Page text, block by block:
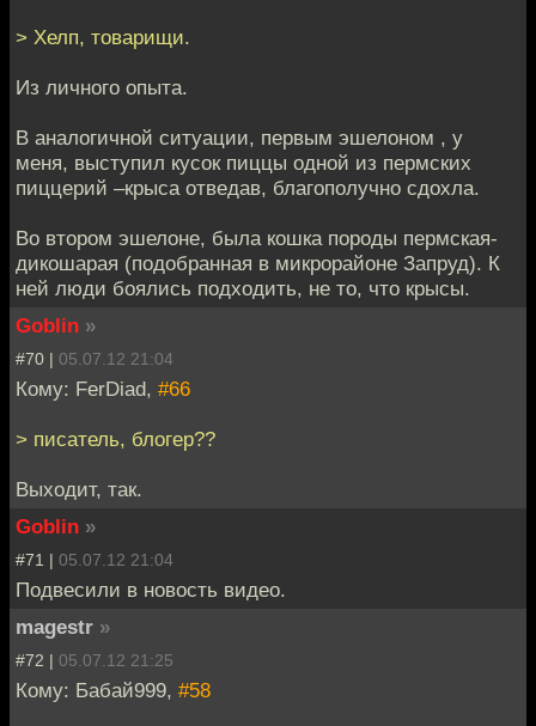
> Хелп, товарищи.
Из личного опыта.
В аналогичной ситуации, первым эшелоном , у
меня, выступил кусок пиццы одной из пермских
пиццерий –крыса отведав, благополучно сдохла.
Во втором эшелоне, была кошка породы пермская-
дикошарая (подобранная в микрорайоне Запруд). К
ней люди боялись подходить, не то, что крысы.
Goblin »
#70 | 05.07.12 21:04
Кому: FerDiad, #66
> писатель, блогер??
Выходит, так.
Goblin »
#71 | 05.07.12 21:04
Подвесили в новость видео.
magestr »
#72 | 05.07.12 21:25
Кому: Бабай999, #58